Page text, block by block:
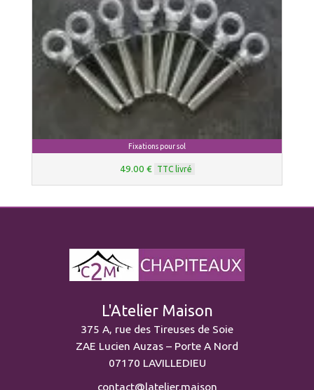
Fixations pour sol
49.00 € TTC livré
L'Atelier Maison
375 A, rue des Tireuses de Soie
ZAE Lucien Auzas – Porte A Nord
07170 LAVILLEDIEU
contact@latelier.maison